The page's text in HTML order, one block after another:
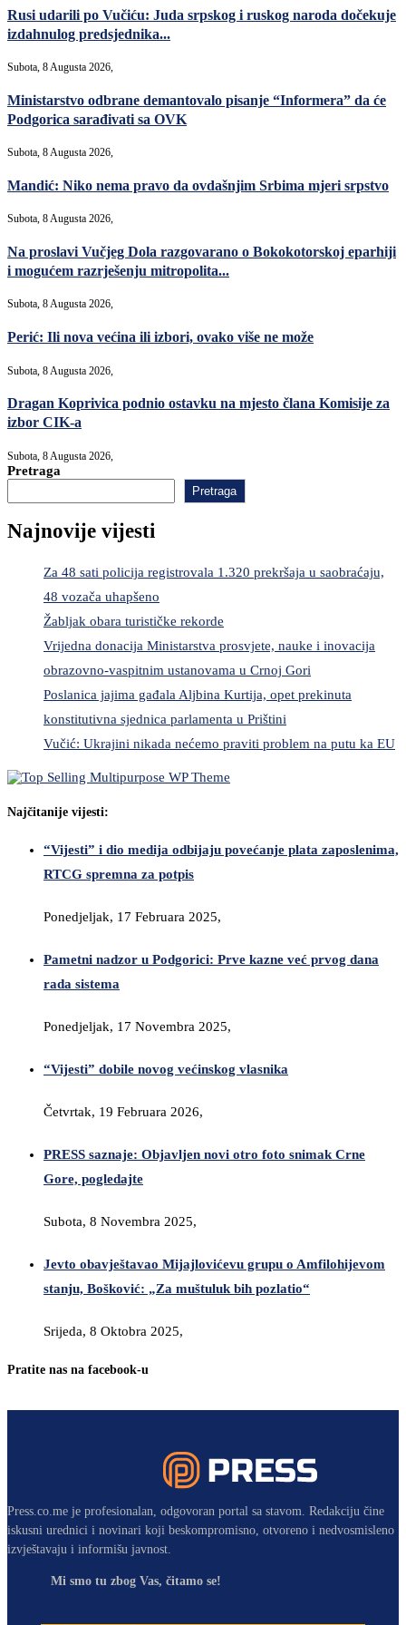
Rusi udarili po Vučiću: Juda srpskog i ruskog naroda dočekuje
izdahnulog predsjednika...
Subota, 8 Augusta 2026,
Ministarstvo odbrane demantovalo pisanje “Informera” da će
Podgorica sarađivati sa OVK
Subota, 8 Augusta 2026,
Mandić: Niko nema pravo da ovdašnjim Srbima mjeri srpstvo
Subota, 8 Augusta 2026,
Na proslavi Vučjeg Dola razgovarano o Bokokotorskoj eparhiji
i mogućem razrješenju mitropolita...
Subota, 8 Augusta 2026,
Perić: Ili nova većina ili izbori, ovako više ne može
Subota, 8 Augusta 2026,
Dragan Koprivica podnio ostavku na mjesto člana Komisije za
izbor CIK-a
Subota, 8 Augusta 2026,
Pretraga
Pretraga
Najnovije vijesti
Za 48 sati policija registrovala 1.320 prekršaja u saobraćaju,
48 vozača uhapšeno
Žabljak obara turističke rekorde
Vrijedna donacija Ministarstva prosvjete, nauke i inovacija
obrazovno-vaspitnim ustanovama u Crnoj Gori
Poslanica jajima gađala Aljbina Kurtija, opet prekinuta
konstitutivna sjednica parlamenta u Prištini
Vučić: Ukrajini nikada nećemo praviti problem na putu ka EU
Najčitanije vijesti:
“Vijesti” i dio medija odbijaju povećanje plata zaposlenima,
RTCG spremna za potpis
Ponedjeljak, 17 Februara 2025,
Pametni nadzor u Podgorici: Prve kazne već prvog dana
rada sistema
Ponedjeljak, 17 Novembra 2025,
“Vijesti” dobile novog većinskog vlasnika
Četvrtak, 19 Februara 2026,
PRESS saznaje: Objavljen novi otro foto snimak Crne
Gore, pogledajte
Subota, 8 Novembra 2025,
Jevto obavještavao Mijajlovićevu grupu o Amfilohijevom
stanju, Bošković: „Za muštuluk bih pozlatio“
Srijeda, 8 Oktobra 2025,
Pratite nas na facebook-u
Press.co.me je profesionalan, odgovoran portal sa stavom. Redakciju čine
iskusni urednici i novinari koji beskompromisno, otvoreno i nedvosmisleno
izvještavaju i informišu javnost.
Mi smo tu zbog Vas, čitamo se!